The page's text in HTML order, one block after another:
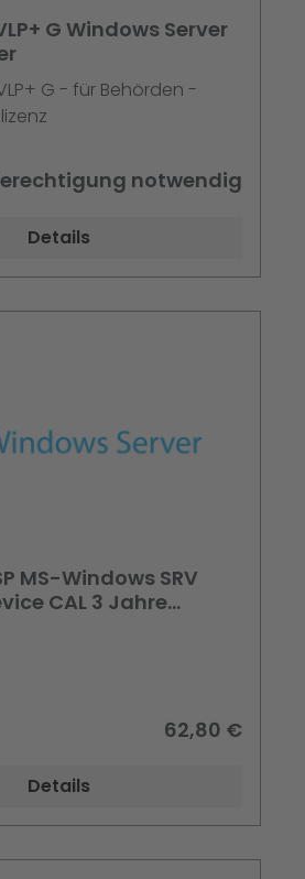
G Windows Server
G - für Behörden -
notwendig
Details
MS-Windows SRV
CAL 3 Jahre
62,80 €
Details